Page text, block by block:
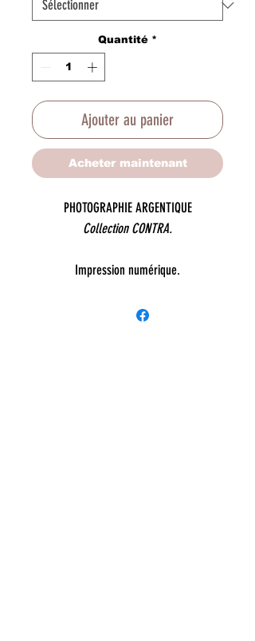
Quantité *
Ajouter au panier
Acheter maintenant
PHOTOGRAPHIE ARGENTIQUE
Collection CONTRA.
Impression numérique.